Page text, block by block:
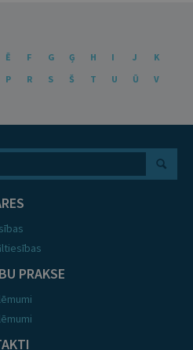
Ē F G Ģ H I J
K
P R S Š T U Ū
V
PRAKSE